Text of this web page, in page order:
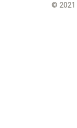
© 2021